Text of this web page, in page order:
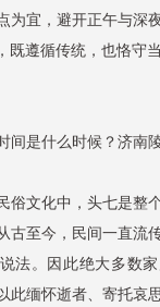
为宜，避开正午与深
既遵循传统，也恪守
间是什么时候？济南
俗文化中，头七是整
古至今，民间一直流
法。因此绝大多数
此缅怀逝者、寄托哀